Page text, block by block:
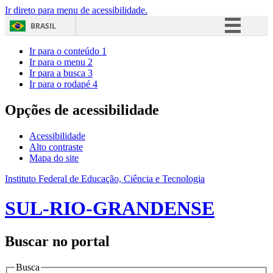
Ir direto para menu de acessibilidade.
BRASIL
Acesso à informação
Ir para o conteúdo 1
Ir para o menu 2
Ir para a busca 3
Ir para o rodapé 4
Opções de acessibilidade
Acessibilidade
Alto contraste
Mapa do site
Instituto Federal de Educação, Ciência e Tecnologia
SUL-RIO-GRANDENSE
Buscar no portal
Busca